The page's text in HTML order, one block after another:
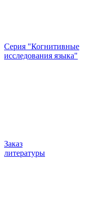
Серия "Когнитивные
исследования языка"
Заказ
литературы